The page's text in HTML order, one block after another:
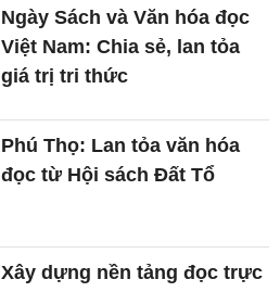
Ngày Sách và Văn hóa đọc
Việt Nam: Chia sẻ, lan tỏa
giá trị tri thức
Phú Thọ: Lan tỏa văn hóa
đọc từ Hội sách Đất Tổ
Xây dựng nền tảng đọc trực